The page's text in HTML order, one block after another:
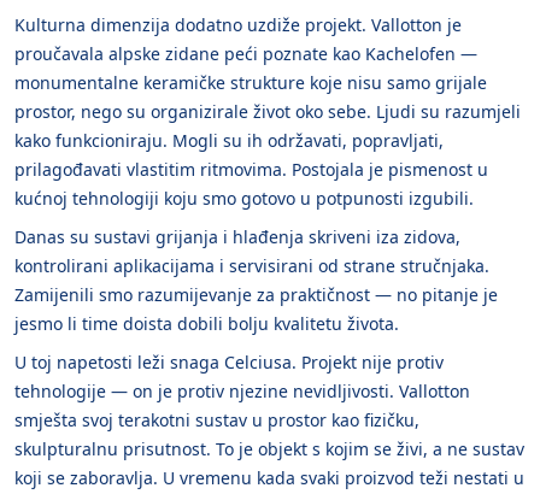
Kulturna dimenzija dodatno uzdiže projekt. Vallotton je
proučavala alpske zidane peći poznate kao Kachelofen —
monumentalne keramičke strukture koje nisu samo grijale
prostor, nego su organizirale život oko sebe. Ljudi su razumjeli
kako funkcioniraju. Mogli su ih održavati, popravljati,
prilagođavati vlastitim ritmovima. Postojala je pismenost u
kućnoj tehnologiji koju smo gotovo u potpunosti izgubili.
Danas su sustavi grijanja i hlađenja skriveni iza zidova,
kontrolirani aplikacijama i servisirani od strane stručnjaka.
Zamijenili smo razumijevanje za praktičnost — no pitanje je
jesmo li time doista dobili bolju kvalitetu života.
U toj napetosti leži snaga Celciusa. Projekt nije protiv
tehnologije — on je protiv njezine nevidljivosti. Vallotton
smješta svoj terakotni sustav u prostor kao fizičku,
skulpturalnu prisutnost. To je objekt s kojim se živi, a ne sustav
koji se zaboravlja. U vremenu kada svaki proizvod teži nestati u